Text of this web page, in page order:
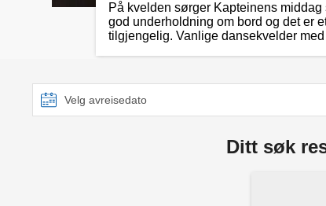
På kvelden sørger Kapteinens
god underholdning om bord og det er
tilgjengelig. Vanlige dansekvelder
Ditt søk